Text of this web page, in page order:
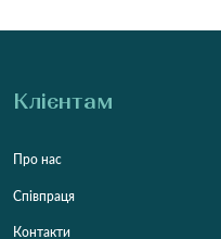
Клієнтам
Про нас
Співпраця
Контакти